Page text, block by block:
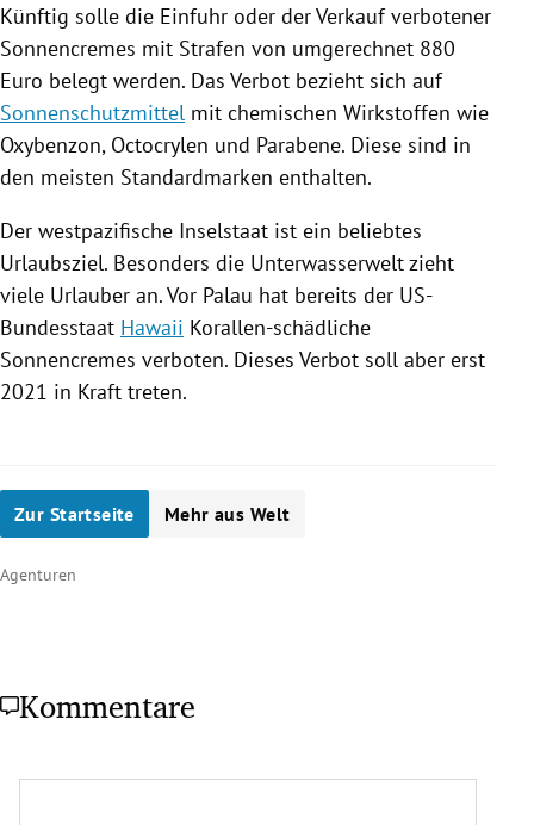
Künftig solle die Einfuhr oder der Verkauf verbotener
Sonnencremes mit Strafen von umgerechnet 880
Euro belegt werden. Das Verbot bezieht sich auf
Sonnenschutzmittel mit chemischen Wirkstoffen wie
Oxybenzon, Octocrylen und Parabene. Diese sind in
den meisten Standardmarken enthalten.
Der westpazifische Inselstaat ist ein beliebtes
Urlaubsziel. Besonders die Unterwasserwelt zieht
viele Urlauber an. Vor Palau hat bereits der US-
Bundesstaat Hawaii Korallen-schädliche
Sonnencremes verboten. Dieses Verbot soll aber erst
2021 in Kraft treten.
Zur Startseite Mehr aus Welt
Agenturen
Kommentare